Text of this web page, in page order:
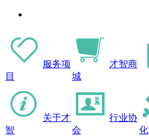
服务项
目
才智商
城
关于才
智
行业协
会
化